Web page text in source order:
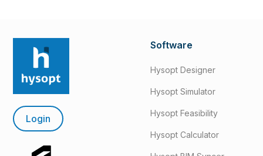
Login
Software
Hysopt Designer
Hysopt Simulator
Hysopt Feasibility
Hysopt Calculator